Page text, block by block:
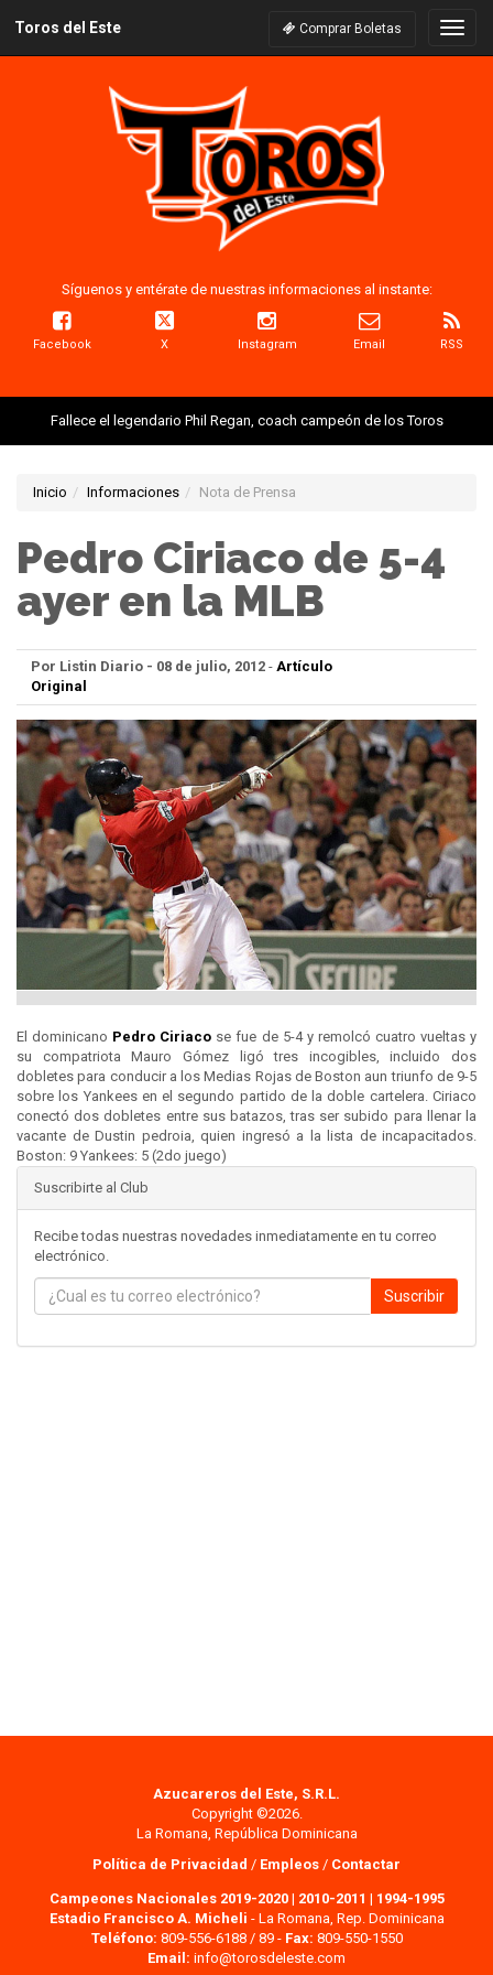
Toros del Este Comprar Boletas
Síguenos y entérate de nuestras informaciones al instante:
Facebook X Instagram Email RSS
Fallece el legendario Phil Regan, coach campeón de los Toros
Inicio Informaciones Nota de Prensa
Pedro Ciriaco de 5-4
ayer en la MLB
Por Listin Diario - 08 de julio, 2012 - Artículo
Original
El dominicano Pedro Ciriaco se fue de 5-4 y remolcó cuatro vueltas y
su compatriota Mauro Gómez ligó tres incogibles, incluido dos
dobletes para conducir a los Medias Rojas de Boston aun triunfo de 9-5
sobre los Yankees en el segundo partido de la doble cartelera. Ciriaco
conectó dos dobletes entre sus batazos, tras ser subido para llenar la
vacante de Dustin pedroia, quien ingresó a la lista de incapacitados.
Boston: 9 Yankees: 5 (2do juego)
Suscribirte al Club
Recibe todas nuestras novedades inmediatamente en tu correo
electrónico.
Suscribir
Azucareros del Este, S.R.L.
Copyright ©2026.
La Romana, República Dominicana
Política de Privacidad / Empleos / Contactar
Campeones Nacionales 2019-2020| 2010-2011 | 1994-1995
Estadio Francisco A. Micheli - La Romana, Rep. Dominicana
Teléfono: 809-556-6188 / 89 - Fax: 809-550-1550
Email: info@torosdeleste.com